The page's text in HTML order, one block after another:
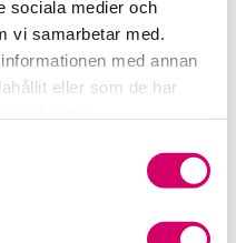
sociala medier och
vi samarbetar med.
med annan
eller som de har